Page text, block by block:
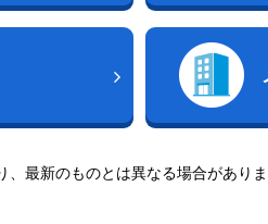
最新のものとは異なる場合があり